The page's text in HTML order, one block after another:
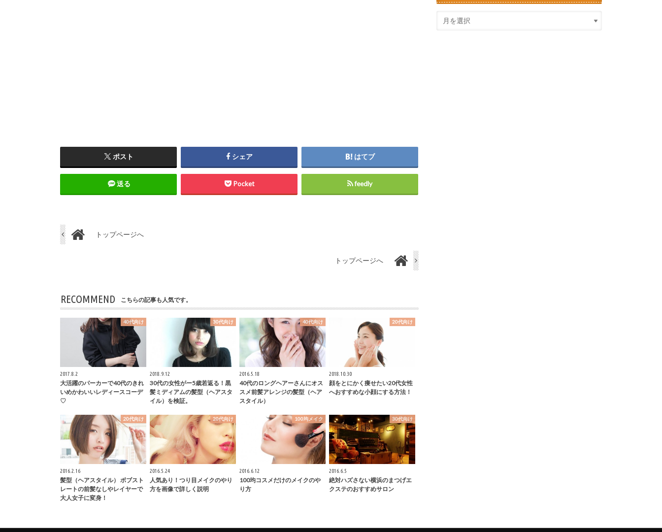
ポスト シェア はてブ
送る Pocket feedly
トップページへ
トップページへ
RECOMMEND こちらの記事も人気です。
40代向け
2017.8.2
大活躍のパーカーで40代のきれ
いめかわいいレディースコーデ
♡
30代向け
2018.9.12
30代の女性がー5歳若返る！黒
髪ミディアムの髪型（ヘアスタ
イル）を検証。
40代向け
2016.5.18
40代のロングヘアーさんにオス
スメ前髪アレンジの髪型（ヘア
スタイル）
20代向け
2018.10.30
顔をとにかく痩せたい20代女性
へおすすめな小顔にする方法！
20代向け
2016.2.16
髪型（ヘアスタイル） ボブスト
レートの前髪なしやレイヤーで
大人女子に変身！
20代向け
2016.5.24
人気あり！つり目メイクのやり
方を画像で詳しく説明
100均メイク
2016.6.12
100均コスメだけのメイクのや
り方
30代向け
2016.6.5
絶対ハズさない横浜のまつげエ
クステのおすすめサロン